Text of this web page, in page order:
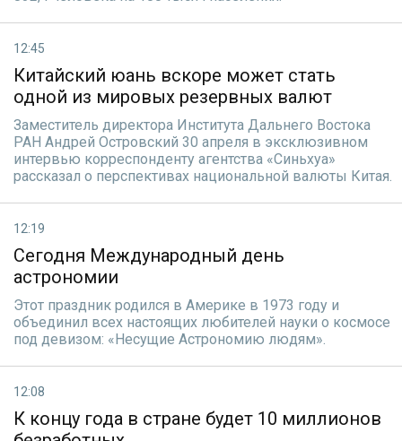
12:45
Китайский юань вскоре может стать
одной из мировых резервных валют
Заместитель директора Института Дальнего Востока
РАН Андрей Островский 30 апреля в эксклюзивном
интервью корреспонденту агентства «Синьхуа»
рассказал о перспективах национальной валюты Китая.
12:19
Сегодня Международный день
астрономии
Этот праздник родился в Америке в 1973 году и
объединил всех настоящих любителей науки о космосе
под девизом: «Несущие Астрономию людям».
12:08
К концу года в стране будет 10 миллионов